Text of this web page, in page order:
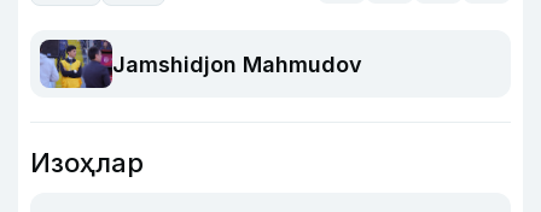
Jamshidjon Mahmudov
Изоҳлар